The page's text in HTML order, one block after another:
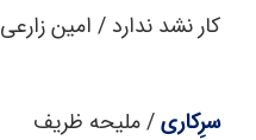
کار نشد ندارد / امین زارعی
سرِکاری/ ملیحه ظریف